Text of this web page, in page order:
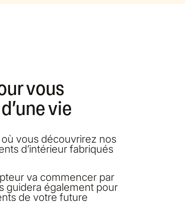
vous
vie
vous découvrirez nos
d’intérieur fabriqués
va commencer par
guidera également pour
de votre future